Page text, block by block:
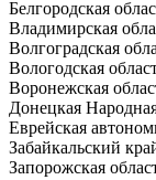
Белгородская
Владимирская
Волгоградская
Вологодская
Воронежская
Донецкая
Еврейская
Забайкальский
Запорожская